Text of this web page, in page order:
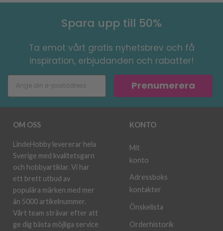
Spara upp till 50%
Ta emot vårt gratis nyhetsbrev och få
inspiration, erbjudanden och rabatter!
Prenumerera
OM OSS
LindeHobby levererar hela
Sverige med kvalitetsgarn
och hobbyartiklar. Vi har
ett brett utbud av
populära märken med mer
än 5000 artikelnummer.
Vårt team strävar efter att
ge dig bästa möjliga service
KONTO
Mit
konto
Adressboks
kontakter
Önskelista
Orderhistorik